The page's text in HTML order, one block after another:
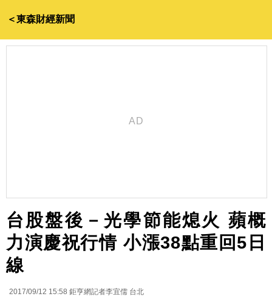
＜東森財經新聞
台股盤後－光學節能熄火 蘋概
力演慶祝行情 小漲38點重回5日
線
2017/09/12 15:58 鉅亨網記者李宜儒 台北